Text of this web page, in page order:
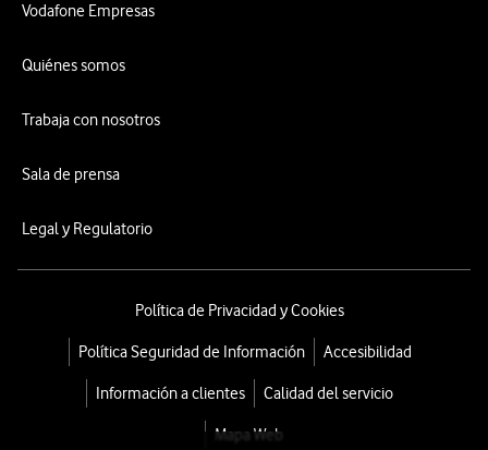
Vodafone Empresas
Quiénes somos
Trabaja con nosotros
Sala de prensa
Legal y Regulatorio
Política de Privacidad y Cookies
Política Seguridad de Información Accesibilidad
Información a clientes Calidad del servicio
Mapa Web